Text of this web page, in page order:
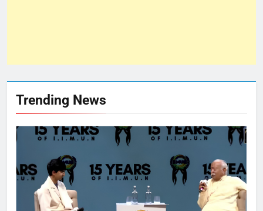
Trending News